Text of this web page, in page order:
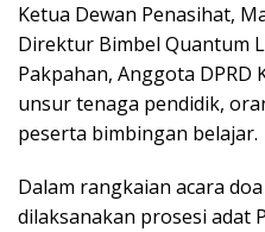
Ketua Dewan Penasihat,
Direktur Bimbel Quantum
Pakpahan, Anggota
unsur tenaga pendidik,
peserta bimbingan belajar.
Dalam rangkaian acara
dilaksanakan prosesi adat